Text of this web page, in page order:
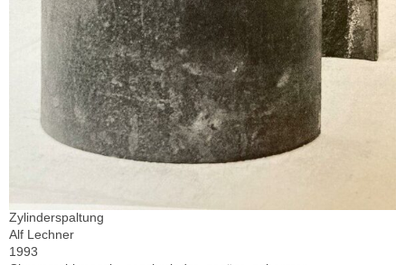
Zylinderspaltung
Alf Lechner
1993